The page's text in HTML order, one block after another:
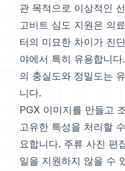
관 목적으로 이상적인
고비트 심도 지원은 의
터의 미묘한 차이가 진
야에서 특히 유용합니
의 충실도와 정밀도는
니다.
PGX 이미지를 만들고
고유한 특성을 처리할
요합니다. 주류 사진 편
일을 지원하지 않을 수